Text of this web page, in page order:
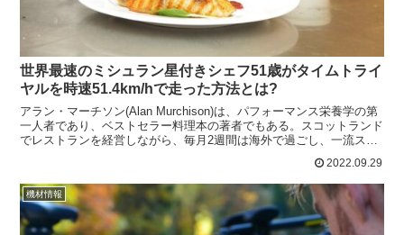
世界最速のミシュラン星付きシェフ51歳がタイムトライ
ヤルを時速51.4km/hで走った方法とは?
アラン・マーチソン(Alan Murchison)は、パフォーマンス栄養学の第
一人者であり、ベストセラー料理本の著者でもある。スコットランド
でレストランを経営しながら、毎月2週間は海外で過ごし、一流スポ
2022.09.29
機材情報